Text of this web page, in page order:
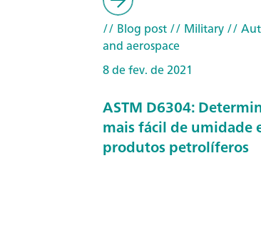
// Blog post// Military//
and aerospace
8 de fev. de 2021
ASTM D6304:
mais fácil de umidade
produtos petrolíferos